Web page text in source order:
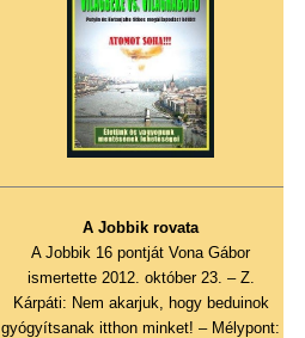
A Jobbik rovata
A Jobbik 16 pontját Vona Gábor
ismertette 2012. október 23. – Z.
Kárpáti: Nem akarjuk, hogy beduinok
gyógyítsanak itthon minket! – Mélypont: